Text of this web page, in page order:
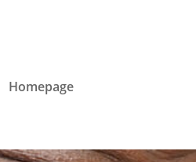
Homepage